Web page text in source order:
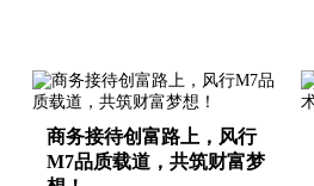
商务接待创富路上，风行
M7品质载道，共筑财富梦